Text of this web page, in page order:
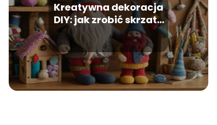
Kreatywna dekoracja
DIY: jak zrobić skrzata
ze skarpety